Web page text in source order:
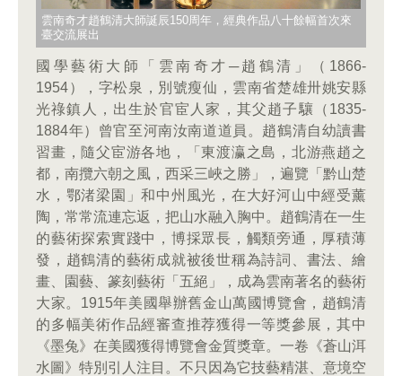
雲南奇才趙鶴清大師誕辰150周年，經典作品八十餘幅首次來
臺交流展出
國學藝術大師「雲南奇才─趙鶴清」（1866-
1954），字松泉，別號瘦仙，雲南省楚雄卅姚安縣
光祿鎮人，出生於官宦人家，其父趙子驤（1835-
1884年）曾官至河南汝南道道員。趙鶴清自幼讀書
習畫，隨父宦游各地，「東渡瀛之島，北游燕趙之
都，南攬六朝之風，西采三峽之勝」，遍覽「黔山楚
水，鄂渚梁園」和中州風光，在大好河山中經受薰
陶，常常流連忘返，把山水融入胸中。趙鶴清在一生
的藝術探索實踐中，博採眾長，觸類旁通，厚積薄
發，趙鶴清的藝術成就被後世稱為詩詞、書法、繪
畫、園藝、篆刻藝術「五絕」，成為雲南著名的藝術
大家。1915年美國舉辦舊金山萬國博覽會，趙鶴清
的多幅美術作品經審查推荐獲得一等獎參展，其中
《墨兔》在美國獲得博覽會金質獎章。一卷《蒼山洱
水圖》特別引人注目。不只因為它技藝精湛、意境空